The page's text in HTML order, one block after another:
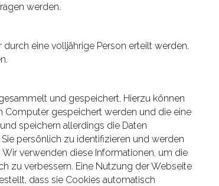
werden.
eine volljährige Person erteilt werden.
und gespeichert. Hierzu können
Computer gespeichert werden und die eine
speichern allerdings die Daten
persönlich zu identifizieren und werden
verwenden diese Informationen, um die
zu verbessern. Eine Nutzung der Webseite
dass sie Cookies automatisch